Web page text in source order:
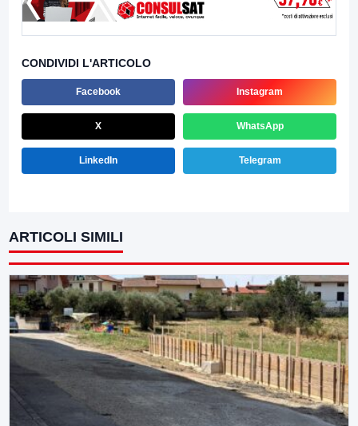
CONDIVIDI L'ARTICOLO
Facebook Instagram
X WhatsApp
LinkedIn Telegram
ARTICOLI SIMILI